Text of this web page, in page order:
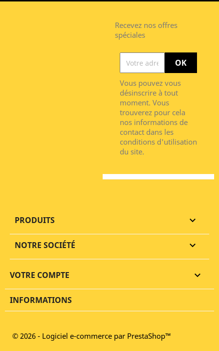
Recevez nos offres
spéciales
Vous pouvez vous
désinscrire à tout
moment. Vous
trouverez pour cela
nos informations de
contact dans les
conditions d'utilisation
du site.
PRODUITS 
NOTRE SOCIÉTÉ 
VOTRE COMPTE 
INFORMATIONS
© 2026 - Logiciel e-commerce par PrestaShop™